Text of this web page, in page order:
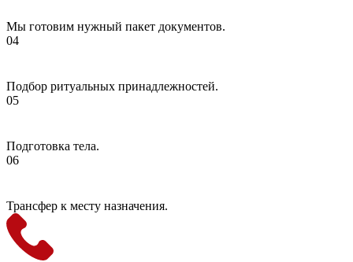
Мы готовим нужный пакет документов.
Подбор ритуальных принадлежностей.
Подготовка тела.
Трансфер к месту назначения.